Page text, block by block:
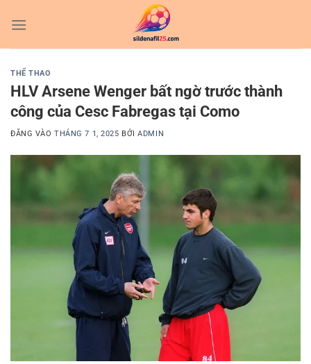
qua
THỂ THAO
HLV Arsene Wenger bất ngờ trước thành
công của Cesc Fabregas tại Como
ĐĂNG VÀOTHÁNG 7 1, 2025 BỞIADMIN